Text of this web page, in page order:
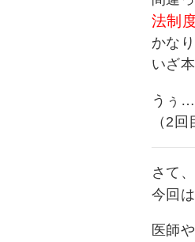
法制
かな
いざ
うぅ…
（2
さて
今回
医師